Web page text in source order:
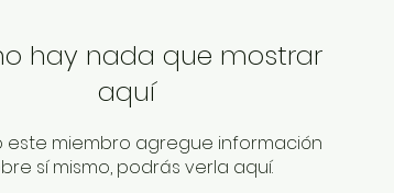
hay nada que mostrar
aquí
este miembro agregue información
sí mismo, podrás verla aquí.